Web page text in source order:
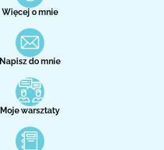
Więcej o mnie
Napisz do mnie
Moje warsztaty